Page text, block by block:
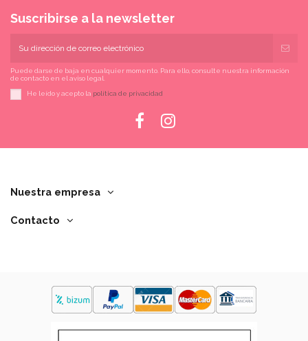
Suscribirse a la newsletter
Puede darse de baja en cualquier momento. Para ello, consulte nuestra información
de contacto en el aviso legal.
He leído y acepto la política de privacidad
Nuestra empresa
Contacto